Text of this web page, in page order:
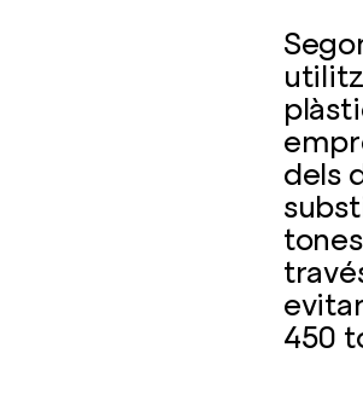
dels
450